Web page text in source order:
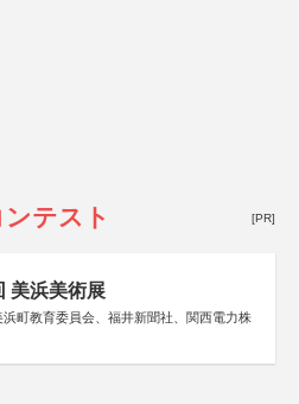
テスト [PR]
美浜美術展
町教育委員会、福井新聞社、関西電力株